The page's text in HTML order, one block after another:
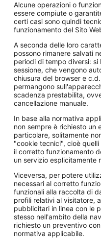
Alcune operazioni o
essere compiute o
certi casi sono quindi
funzionamento del Sito
A seconda delle loro
possono rimanere salvati
periodi di tempo diversi:
sessione, che vengono
chiusura del browser e
permangono
scadenza prestabilita,
cancellazione manuale.
In base alla normativa
non sempre è richiesto un
particolare, solitamente
"cookie tecnici", cioè
il corretto funzionamento
un servizio esplicitamente
Viceversa, per potere
necessari al corretto
funzionali alla raccolta di
profili relativi al visitatore,
pubblicitari in linea con le
stesso nell'ambito della
richiesto un preventivo
normativa applicabile.